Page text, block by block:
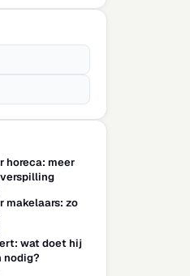
horeca: meer
makelaars: zo
wat doet hij
nodig?